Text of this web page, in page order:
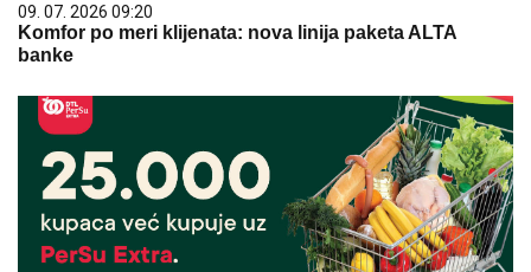
09. 07. 2026 09:20
Komfor po meri klijenata: nova linija paketa ALTA
banke